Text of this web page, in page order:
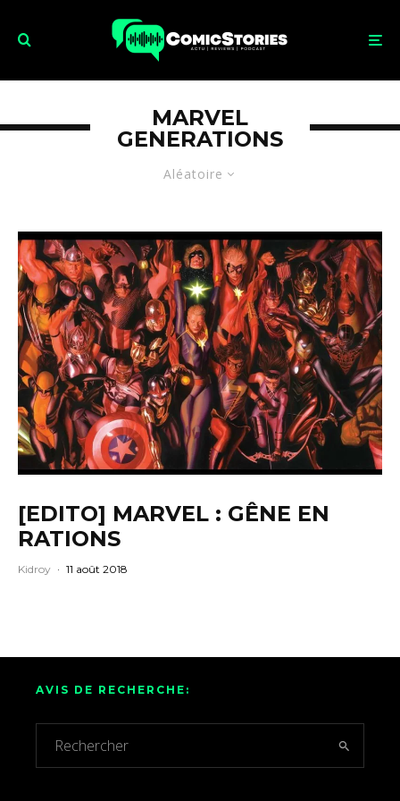
Aléatoire
MARVEL
GENERATIONS
[EDITO] MARVEL : GÊNE EN
RATIONS
Kidroy · 11 août 2018
AVIS DE RECHERCHE: